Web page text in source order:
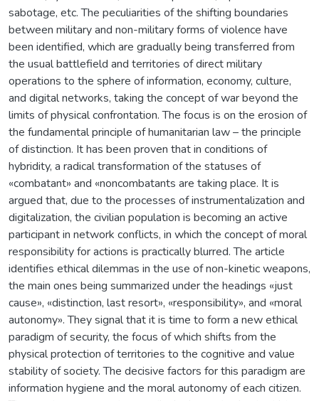
sabotage, etc. The peculiarities of the shifting boundaries
between military and non-military forms of violence have
been identified, which are gradually being transferred from
the usual battlefield and territories of direct military
operations to the sphere of information, economy, culture,
and digital networks, taking the concept of war beyond the
limits of physical confrontation. The focus is on the erosion of
the fundamental principle of humanitarian law – the principle
of distinction. It has been proven that in conditions of
hybridity, a radical transformation of the statuses of
«combatant» and «noncombatants are taking place. It is
argued that, due to the processes of instrumentalization and
digitalization, the civilian population is becoming an active
participant in network conflicts, in which the concept of moral
responsibility for actions is practically blurred. The article
identifies ethical dilemmas in the use of non-kinetic weapons,
the main ones being summarized under the headings «just
cause», «distinction, last resort», «responsibility», and «moral
autonomy». They signal that it is time to form a new ethical
paradigm of security, the focus of which shifts from the
physical protection of territories to the cognitive and value
stability of society. The decisive factors for this paradigm are
information hygiene and the moral autonomy of each citizen.